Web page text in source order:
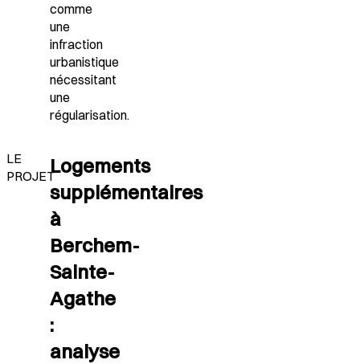
comme
une
infraction
urbanistique
nécessitant
une
régularisation.
LE
PROJETLogements
supplémentaires
à
Berchem-
Sainte-
Agathe
:
analyse